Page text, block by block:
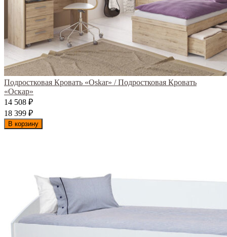
Подростковая Кровать «Oskar» / Подростковая Кровать
«Оскар»
14 508 ₽
18 399 ₽
В корзину